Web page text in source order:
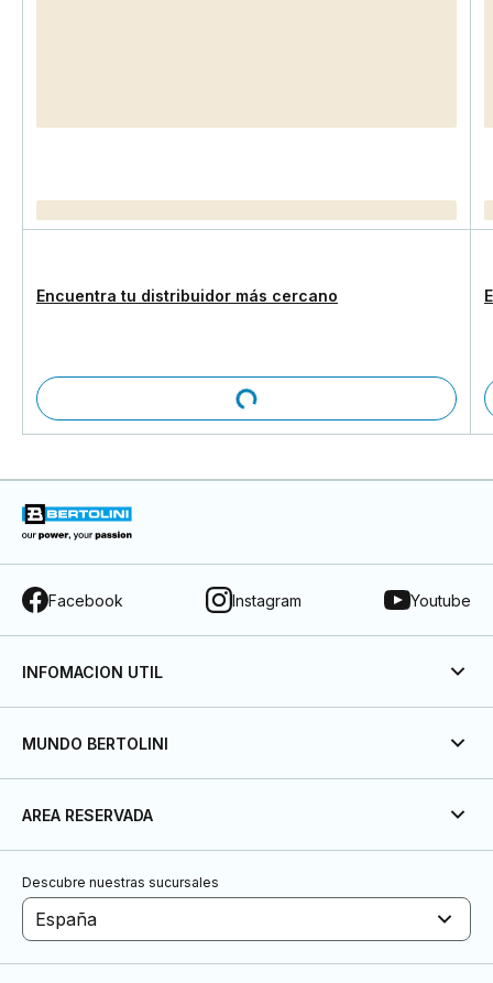
Encuentra tu distribuidor más cercano
Facebook Instagram Youtube
INFOMACION UTIL
MUNDO BERTOLINI
AREA RESERVADA
Descubre nuestras sucursales
España